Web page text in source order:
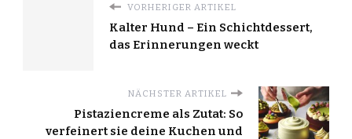
VORHERIGER ARTIKEL
Kalter Hund – Ein Schichtdessert,
das Erinnerungen weckt
NÄCHSTER ARTIKEL
Pistaziencreme als Zutat: So
verfeinert sie deine Kuchen und